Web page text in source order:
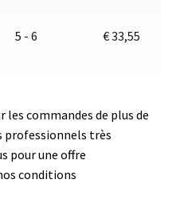
5 - 6 €33,55
commandes de plus de
professionnels très
pour une offre
conditions